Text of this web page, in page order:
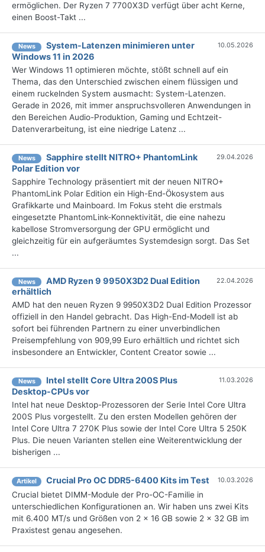
ermöglichen. Der Ryzen 7 7700X3D verfügt über acht Kerne,
einen Boost-Takt ...
News
System-Latenzen minimieren unter
Windows 11 in 2026
10.05.2026
Wer Windows 11 optimieren möchte, stößt schnell auf ein
Thema, das den Unterschied zwischen einem flüssigen und
einem ruckelnden System ausmacht: System-Latenzen.
Gerade in 2026, mit immer anspruchsvolleren Anwendungen in
den Bereichen Audio-Produktion, Gaming und Echtzeit-
Datenverarbeitung, ist eine niedrige Latenz ...
News
Sapphire stellt NITRO+ PhantomLink
Polar Edition vor
29.04.2026
Sapphire Technology präsentiert mit der neuen NITRO+
PhantomLink Polar Edition ein High-End-Ökosystem aus
Grafikkarte und Mainboard. Im Fokus steht die erstmals
eingesetzte PhantomLink-Konnektivität, die eine nahezu
kabellose Stromversorgung der GPU ermöglicht und
gleichzeitig für ein aufgeräumtes Systemdesign sorgt. Das Set
...
News
AMD Ryzen 9 9950X3D2 Dual Edition
erhältlich
22.04.2026
AMD hat den neuen Ryzen 9 9950X3D2 Dual Edition Prozessor
offiziell in den Handel gebracht. Das High-End-Modell ist ab
sofort bei führenden Partnern zu einer unverbindlichen
Preisempfehlung von 909,99 Euro erhältlich und richtet sich
insbesondere an Entwickler, Content Creator sowie ...
News
Intel stellt Core Ultra 200S Plus
Desktop-CPUs vor
11.03.2026
Intel hat neue Desktop-Prozessoren der Serie Intel Core Ultra
200S Plus vorgestellt. Zu den ersten Modellen gehören der
Intel Core Ultra 7 270K Plus sowie der Intel Core Ultra 5 250K
Plus. Die neuen Varianten stellen eine Weiterentwicklung der
bisherigen ...
Artikel Crucial Pro OC DDR5-6400 Kits im Test 10.03.2026
Crucial bietet DIMM-Module der Pro-OC-Familie in
unterschiedlichen Konfigurationen an. Wir haben uns zwei Kits
mit 6.400 MT/s und Größen von 2 x 16 GB sowie 2 x 32 GB im
Praxistest genau angesehen.